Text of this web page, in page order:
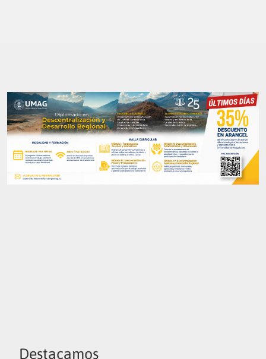
Destacamos